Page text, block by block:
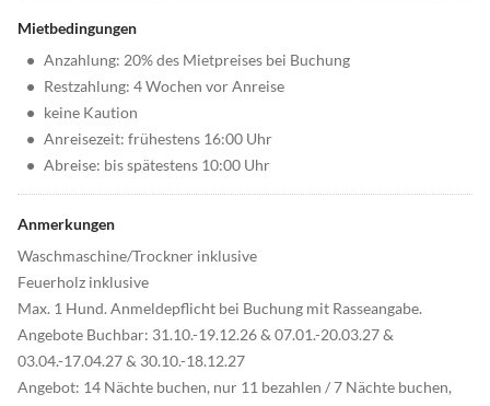
Mietbedingungen
• Anzahlung: 20% des Mietpreises bei Buchung
• Restzahlung: 4 Wochen vor Anreise
• keine Kaution
• Anreisezeit: frühestens 16:00 Uhr
• Abreise: bis spätestens 10:00 Uhr
Anmerkungen
Waschmaschine/Trockner inklusive
Feuerholz inklusive
Max. 1 Hund. Anmeldepflicht bei Buchung mit Rasseangabe.
Angebote Buchbar: 31.10.-19.12.26 & 07.01.-20.03.27 &
03.04.-17.04.27 & 30.10.-18.12.27
Angebot: 14 Nächte buchen, nur 11 bezahlen / 7 Nächte buchen,